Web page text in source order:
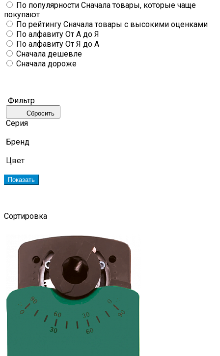
По популярности Сначала товары, которые чаще
покупают
По рейтингу Сначала товары с высокими оценками
По алфавиту От А до Я
По алфавиту От Я до А
Сначала дешевле
Сначала дороже
Фильтр
Сбросить
Серия
Бренд
Цвет
Показать
Сортировка